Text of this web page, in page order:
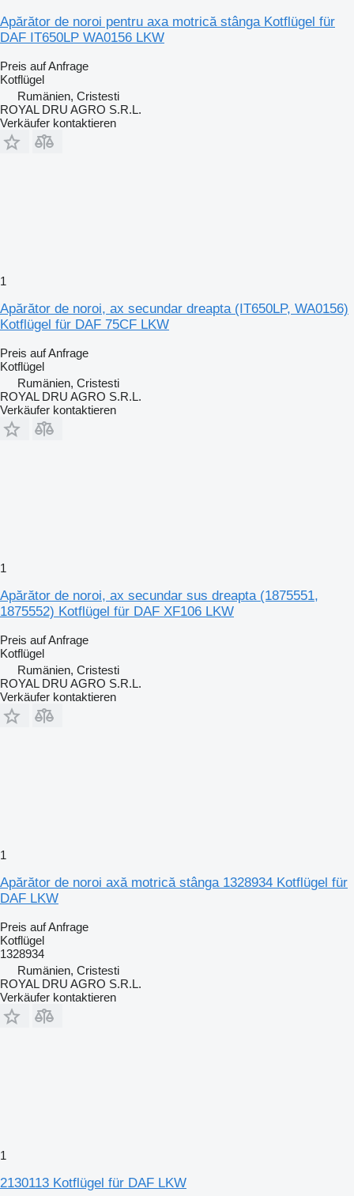
Apărător de noroi pentru axa motrică stânga Kotflügel für
DAF IT650LP WA0156 LKW
Preis auf Anfrage
Kotflügel
Rumänien, Cristesti
ROYAL DRU AGRO S.R.L.
Verkäufer kontaktieren
1
Apărător de noroi, ax secundar dreapta (IT650LP, WA0156)
Kotflügel für DAF 75CF LKW
Preis auf Anfrage
Kotflügel
Rumänien, Cristesti
ROYAL DRU AGRO S.R.L.
Verkäufer kontaktieren
1
Apărător de noroi, ax secundar sus dreapta (1875551,
1875552) Kotflügel für DAF XF106 LKW
Preis auf Anfrage
Kotflügel
Rumänien, Cristesti
ROYAL DRU AGRO S.R.L.
Verkäufer kontaktieren
1
Apărător de noroi axă motrică stânga 1328934 Kotflügel für
DAF LKW
Preis auf Anfrage
Kotflügel
1328934
Rumänien, Cristesti
ROYAL DRU AGRO S.R.L.
Verkäufer kontaktieren
1
2130113 Kotflügel für DAF LKW